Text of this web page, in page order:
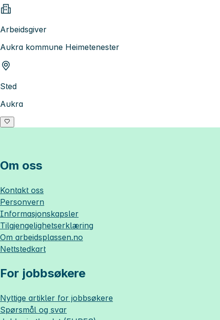
Arbeidsgiver
Aukra kommune Heimetenester
Sted
Aukra
Om oss
Kontakt oss
Personvern
Informasjonskapsler
Tilgjengelighetserklæring
Om arbeidsplassen.no
Nettstedkart
For jobbsøkere
Nyttige artikler for jobbsøkere
Spørsmål og svar